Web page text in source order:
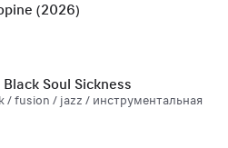
(2026)
Soul Sickness
/ fusion / jazz / инструментальная